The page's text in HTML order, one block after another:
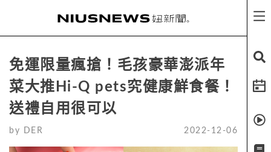
免運限量瘋搶！毛孩豪華澎派年
菜大推Hi-Q pets究健康鮮食餐！
送禮自用很可以
by DER 2022-12-06